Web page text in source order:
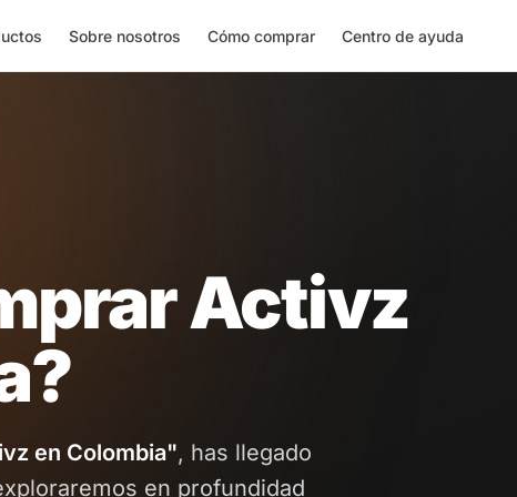
Sobre nosotros Cómo comprar Centro de ayuda
Activz
en Colombia", has llegado
en profundidad